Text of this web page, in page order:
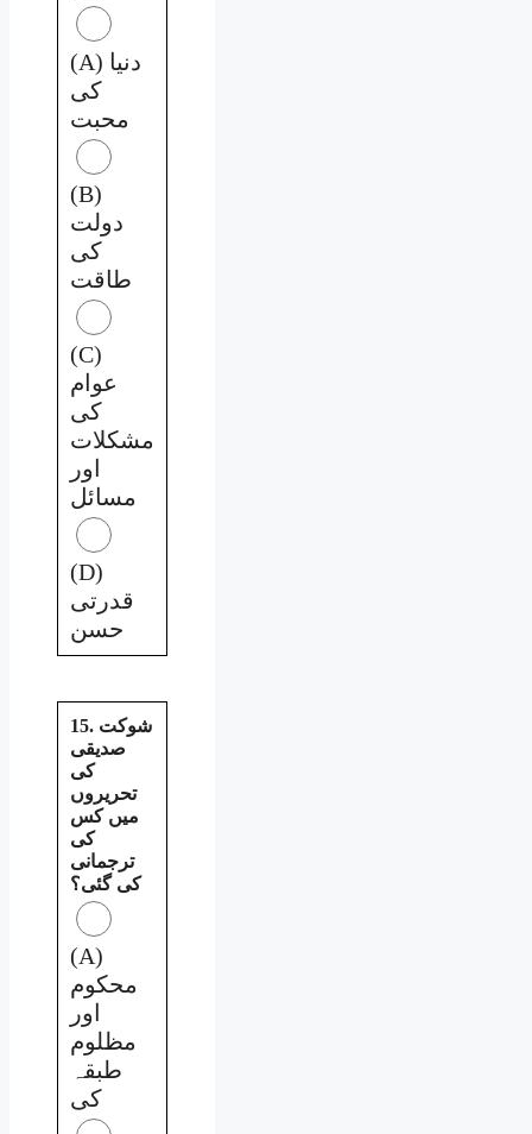
(A) دنیا
کی
محبت
(B)
دولت
کی
طاقت
(C)
عوام
کی
مشکلات
اور
مسائل
(D)
قدرتی
حسن
15. شوکت
صدیقی
کی
تحریروں
میں کس
کی
ترجمانی
کی گئی؟
(A)
محکوم
اور
مظلوم
طبقہ
کی